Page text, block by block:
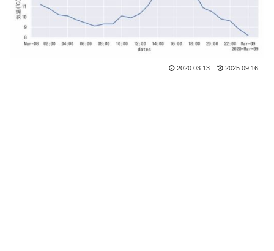
2020.03.13 2025.09.16